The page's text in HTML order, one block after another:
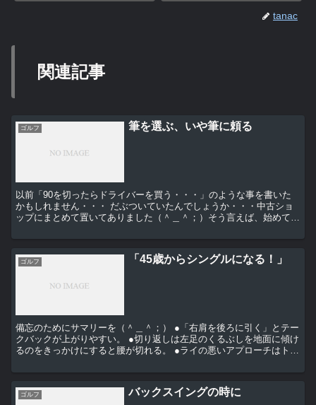
tanac
関連記事
ゴルフ 筆を選ぶ、いや筆に頼る
以前「90を切ったらドライバーを買う・・・」のような事を書いた
かもしれません・・・ だぶついていたんでしょうか・・・中古ショ
ップにまとめて置いてありました（＾＿＾；）そう言えば、始めてす
ゴルフ 「45歳からシングルになる！」
備忘のためにサマリーを（＾＿＾；） ●「右肩を後ろに引く」とテー
クバックが上がりやすい。 ●切り返しは左足のくるぶしを地面に傾け
るのをきっかけにすると腰が切れる。 ●ライの悪いアプローチはトウ
ゴルフ バックスイングの時に